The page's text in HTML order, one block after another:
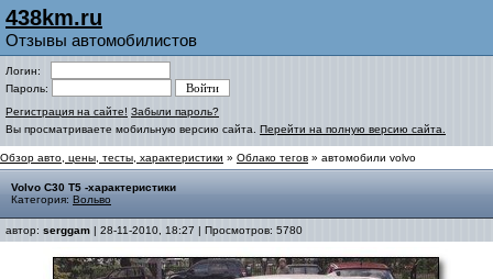
438km.ru
Отзывы автомобилистов
Логин:
Пароль:
Регистрация на сайте! Забыли пароль?
Вы просматриваете мобильную версию сайта. Перейти на полную версию сайта.
Обзор авто, цены, тесты, характеристики » Облако тегов » автомобили volvo
Volvo C30 T5 -характеристики
Категория: Вольво
автор: serggam | 28-11-2010, 18:27 | Просмотров: 5780